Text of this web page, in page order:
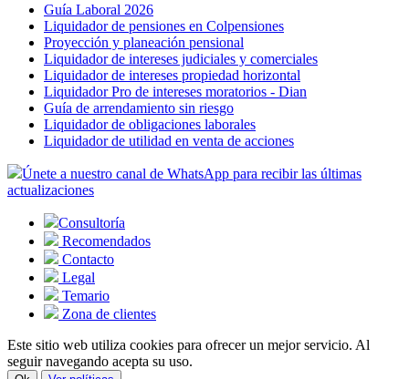
Guía Laboral 2026
Liquidador de pensiones en Colpensiones
Proyección y planeación pensional
Liquidador de intereses judiciales y comerciales
Liquidador de intereses propiedad horizontal
Liquidador Pro de intereses moratorios - Dian
Guía de arrendamiento sin riesgo
Liquidador de obligaciones laborales
Liquidador de utilidad en venta de acciones
Únete a nuestro canal de WhatsApp para recibir las últimas
actualizaciones
Consultoría
Recomendados
Contacto
Legal
Temario
Zona de clientes
Este sitio web utiliza cookies para ofrecer un mejor servicio. Al
seguir navegando acepta su uso.